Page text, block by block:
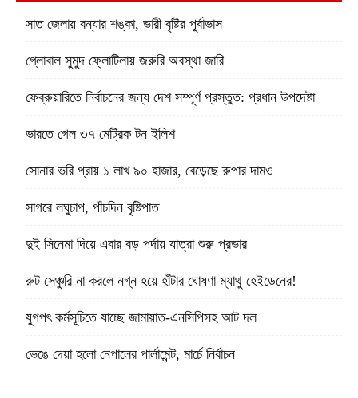
সাত জেলায় বন্যার শঙ্কা, ভারী বৃষ্টির পূর্বাভাস
গ্লোবাল সুমুদ ফ্লোটিলায় জরুরি অবস্থা জারি
ফেব্রুয়ারিতে নির্বাচনের জন্য দেশ সম্পূর্ণ প্রস্তুত: প্রধান উপদেষ্টা
ভারতে গেল ৩৭ মেট্রিক টন ইলিশ
সোনার ভরি প্রায় ১ লাখ ৯০ হাজার, বেড়েছে রুপার দামও
সাগরে লঘুচাপ, পাঁচদিন বৃষ্টিপাত
দুই সিনেমা দিয়ে এবার বড় পর্দায় যাত্রা শুরু প্রভার
রুট সেঞ্চুরি না করলে নগ্ন হয়ে হাঁটার ঘোষণা ম্যাথু হেইডেনের!
যুগপৎ কর্মসূচিতে যাচ্ছে জামায়াত-এনসিপিসহ আট দল
ভেঙে দেয়া হলো নেপালের পার্লামেন্ট, মার্চে নির্বাচন